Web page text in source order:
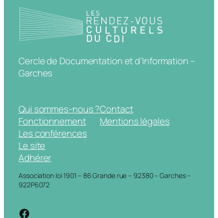
Cercle de Documentation et d'Information –
Garches
Qui sommes-nous ?
Fonctionnement
Les conférences
Le site
Adhérer
Contact
Mentions légales
Association loi 1901 – 86 Grande rue – 92380 – Garches –
922P6072
https://www.facebook.com/